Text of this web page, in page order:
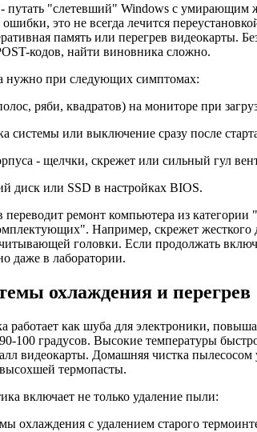
- путать "слетевший" Windows с умирающим
это не всегда лечится
память или перегрев видеокарты.
кодов, найти виновника сложно.
нужно при следующих симптомах:
ряби, квадратов) на мониторе при
системы или выключение сразу после
- щелчки, скрежет или сильный гул
диск или SSD в настройках BIOS.
переводит ремонт компьютера из
Например, скрежет жесткого
головки. Если продолжать
даже в лаборатории.
охлаждения и перегрев
работает как шуба для электроники,
100 градусов. Высокие температуры
видеокарты. Домашняя чистка
термопасты.
включает не только удаление пыли:
охлаждения с удалением старого